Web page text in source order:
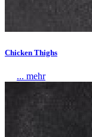
Chicken Thighs
... mehr